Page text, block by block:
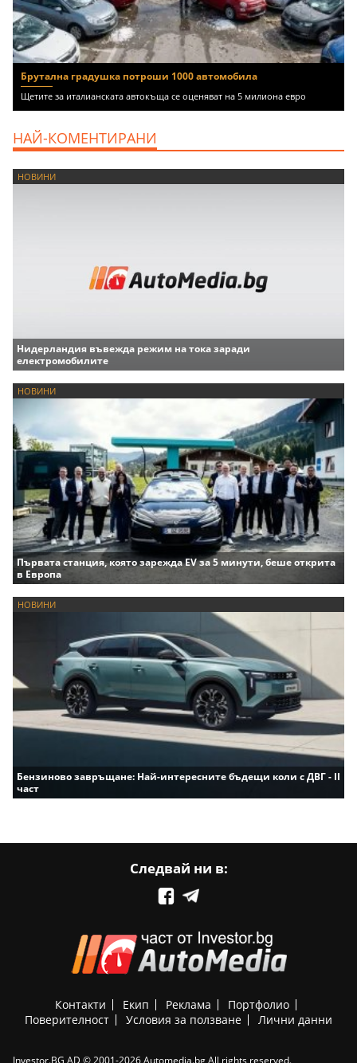
Брутална градушка потроши 1000 автомобила
Щетите за италианската автокъща се оценяват на 5 милиона евро
НАЙ-КОМЕНТИРАНИ
НОВИНИ
Нидерландия въвежда режим на тока заради
електромобилите
НОВИНИ
Първата станция, която зарежда EV за 5 минути, беше открита
в Европа
НОВИНИ
Бензиново завръщане: Най-интересните бъдещи коли с ДВГ - II
част
Следвай ни в:
Контакти Екип Реклама
Портфолио
Поверителност
Условия за ползване Лични данни
Investor.BG AD © 2001-2026 Automedia.bg All rights reserved.